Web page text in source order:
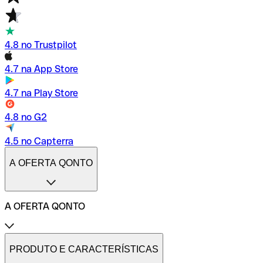
4.8 no Trustpilot
4.7 na App Store
4.7 na Play Store
4.8 no G2
4.5 no Capterra
A OFERTA QONTO
A OFERTA QONTO
Tarifas
Conta profissional online
PRODUTO E CARACTERÍSTICAS